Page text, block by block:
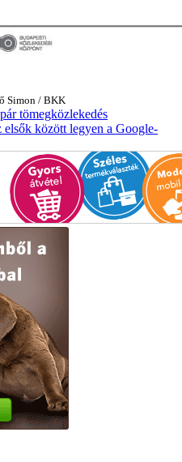
Simon / BKK
tömegközlekedés
között legyen a Google-